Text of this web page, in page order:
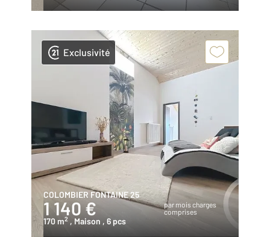
Exclusivité
COLOMBIER FONTAINE 25
1 140 €
par mois charges
comprises
170 m2 , Maison , 6 pcs